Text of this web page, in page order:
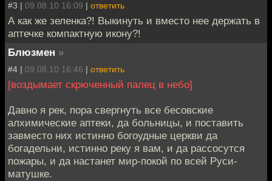
#3 | 09.08.10 16:09 | ответить
А как же зеленка?! Выкинуть и вместо нее держать в
аптечке компактную икону?!
Блюзмен »
#4 | 09.08.10 16:46 | ответить
[воздымает скрюченный палец в небо]
Давно я рек, пора свергнуть все бесовские
алхимические аптеки, да больницы, и поставить
завместо них истинно богоудные церкви да
богадельни, истинно реку я вам, и да рассосутся
пожары, и да настанет мир-покой по всей Руси-
матушке.